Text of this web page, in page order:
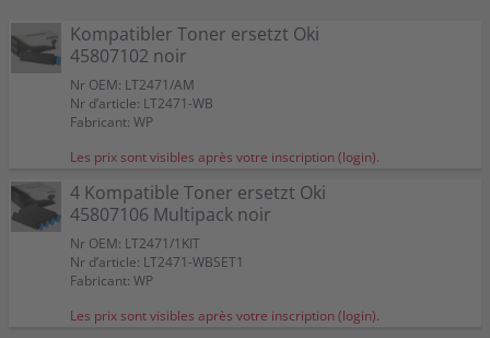
Kompatibler Toner ersetzt Oki
45807102 noir
Nr OEM: LT2471/AM
Nr d’article: LT2471-WB
Fabricant: WP
Les prix sont visibles après votre inscription (login).
4 Kompatible Toner ersetzt Oki
45807106 Multipack noir
Nr OEM: LT2471/1KIT
Nr d’article: LT2471-WBSET1
Fabricant: WP
Les prix sont visibles après votre inscription (login).